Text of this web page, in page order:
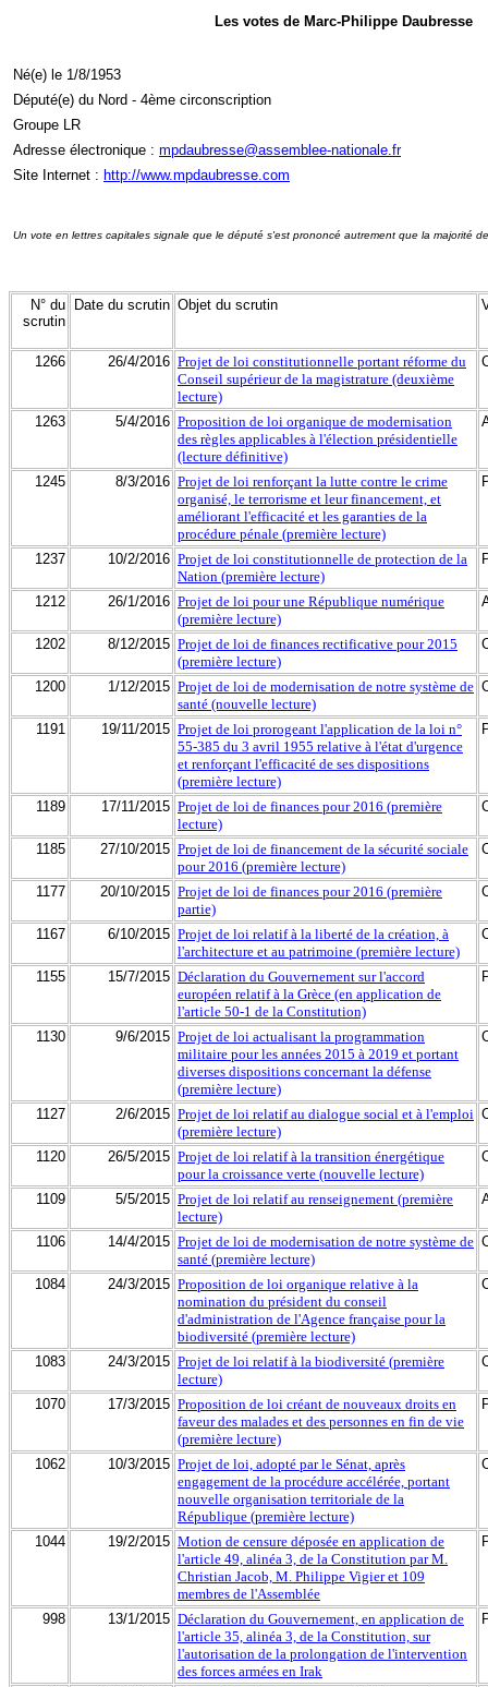
Les votes de Marc-Philippe Daubresse
Né(e) le 1/8/1953
Député(e) du Nord - 4ème circonscription
Groupe LR
Adresse électronique : mpdaubresse@assemblee-nationale.fr
Site Internet : http://www.mpdaubresse.com
Un vote en lettres capitales signale que le député s'est prononcé autrement que la majorité
N° du
scrutin
Date du scrutin Objet du scrutin
1266 26/4/2016 Projet de loi constitutionnelle portant réforme du
Conseil supérieur de la magistrature (deuxième
lecture)
1263 5/4/2016 Proposition de loi organique de modernisation
des règles applicables à l'élection présidentielle
(lecture définitive)
1245 8/3/2016 Projet de loi renforçant la lutte contre le crime
organisé, le terrorisme et leur financement, et
améliorant l'efficacité et les garanties de la
procédure pénale (première lecture)
1237 10/2/2016 Projet de loi constitutionnelle de protection de la
Nation (première lecture)
1212 26/1/2016 Projet de loi pour une République numérique
(première lecture)
1202 8/12/2015 Projet de loi de finances rectificative pour 2015
(première lecture)
1200 1/12/2015 Projet de loi de modernisation de notre système de
santé (nouvelle lecture)
1191 19/11/2015 Projet de loi prorogeant l'application de la loi n°
55-385 du 3 avril 1955 relative à l'état d'urgence
et renforçant l'efficacité de ses dispositions
(première lecture)
1189 17/11/2015 Projet de loi de finances pour 2016 (première
lecture)
1185 27/10/2015 Projet de loi de financement de la sécurité sociale
pour 2016 (première lecture)
1177 20/10/2015 Projet de loi de finances pour 2016 (première
partie)
1167 6/10/2015 Projet de loi relatif à la liberté de la création, à
l'architecture et au patrimoine (première lecture)
1155 15/7/2015 Déclaration du Gouvernement sur l'accord
européen relatif à la Grèce (en application de
l'article 50-1 de la Constitution)
1130 9/6/2015 Projet de loi actualisant la programmation
militaire pour les années 2015 à 2019 et portant
diverses dispositions concernant la défense
(première lecture)
1127 2/6/2015 Projet de loi relatif au dialogue social et à l'emploi
(première lecture)
1120 26/5/2015 Projet de loi relatif à la transition énergétique
pour la croissance verte (nouvelle lecture)
1109 5/5/2015 Projet de loi relatif au renseignement (première
lecture)
1106 14/4/2015 Projet de loi de modernisation de notre système de
santé (première lecture)
1084 24/3/2015 Proposition de loi organique relative à la
nomination du président du conseil
d'administration de l'Agence française pour la
biodiversité (première lecture)
1083 24/3/2015 Projet de loi relatif à la biodiversité (première
lecture)
1070 17/3/2015 Proposition de loi créant de nouveaux droits en
faveur des malades et des personnes en fin de vie
(première lecture)
1062 10/3/2015 Projet de loi, adopté par le Sénat, après
engagement de la procédure accélérée, portant
nouvelle organisation territoriale de la
République (première lecture)
1044 19/2/2015 Motion de censure déposée en application de
l'article 49, alinéa 3, de la Constitution par M.
Christian Jacob, M. Philippe Vigier et 109
membres de l'Assemblée
998 13/1/2015 Déclaration du Gouvernement, en application de
l'article 35, alinéa 3, de la Constitution, sur
l'autorisation de la prolongation de l'intervention
des forces armées en Irak